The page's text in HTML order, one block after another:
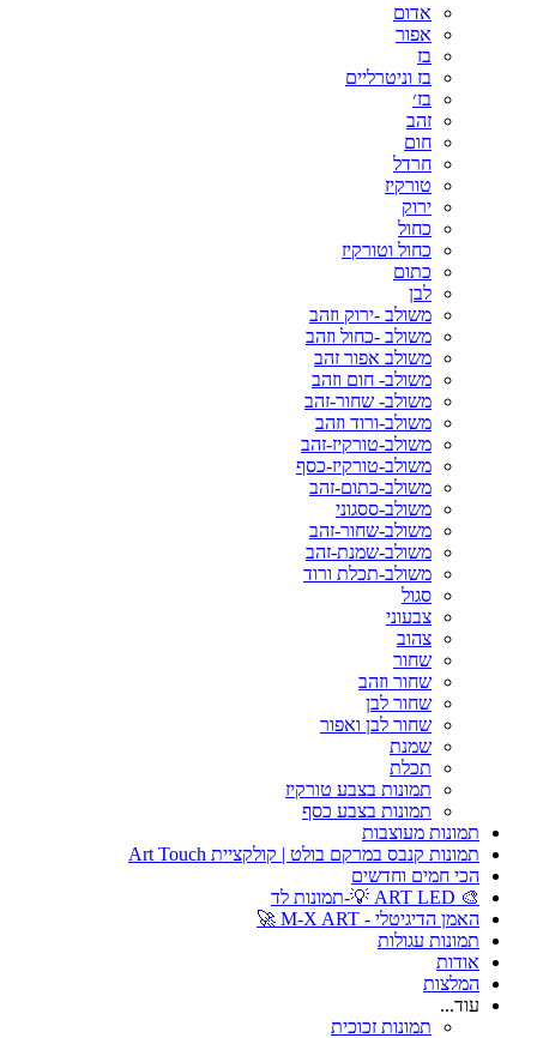
אדום
אפור
בז
בז וניטרליים
בז׳
זהב
חום
חרדל
טורקיז
ירוק
כחול
כחול וטורקיז
כתום
לבן
משולב -ירוק וזהב
משולב -כחול וזהב
משולב אפור זהב
משולב- חום וזהב
משולב- שחור-זהב
משולב-ורוד וזהב
משולב-טורקיז-זהב
משולב-טורקיז-כסף
משולב-כתום-זהב
משולב-ססגוני
משולב-שחור-זהב
משולב-שמנת-זהב
משולב-תכלת ורוד
סגול
צבעוני
צהוב
שחור
שחור וזהב
שחור לבן
שחור לבן ואפור
שמנת
תכלת
תמונות בצבע טורקיז
תמונות בצבע כסף
תמונות מעוצבות
תמונות קנבס במרקם בולט | קולקציית Art Touch
הכי חמים וחדשים
🎨 ART LED 💡-תמונות לד
האמן הדיגיטלי - M-X ART 🚀
תמונות עגולות
אודות
המלצות
עוד...
תמונות זכוכית